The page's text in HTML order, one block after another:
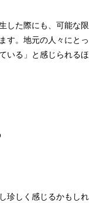
した際にも、可能な限
す。地元の人々にとっ
いる」と感じられるほ
珍しく感じるかもしれ